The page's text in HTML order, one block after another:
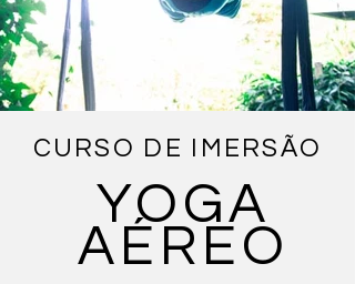
CURSO DE IMERSÃO
YOGA
AÉREO